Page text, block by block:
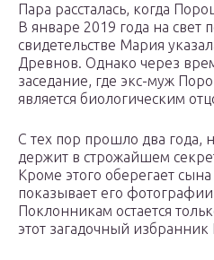
Пара рассталась, когда
В январе 2019 года на свет
свидетельстве Мария
Древнов. Однако через
заседание, где экс-муж
является биологическим
С тех пор прошло два года,
держит в строжайшем
Кроме этого оберегает
показывает его фотографии
Поклонникам остается
этот загадочный